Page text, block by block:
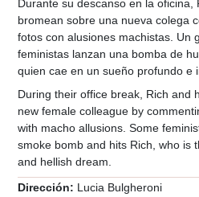
Durante su descanso en la oficina,
bromean sobre una nueva colega
fotos con alusiones machistas. Un
feministas lanzan una bomba de
quien cae en un sueño profundo e
During their office break, Rich and
new female colleague by
with macho allusions. Some
smoke bomb and hits Rich, who is
and hellish dream.
Dirección: Lucia Bulgheroni